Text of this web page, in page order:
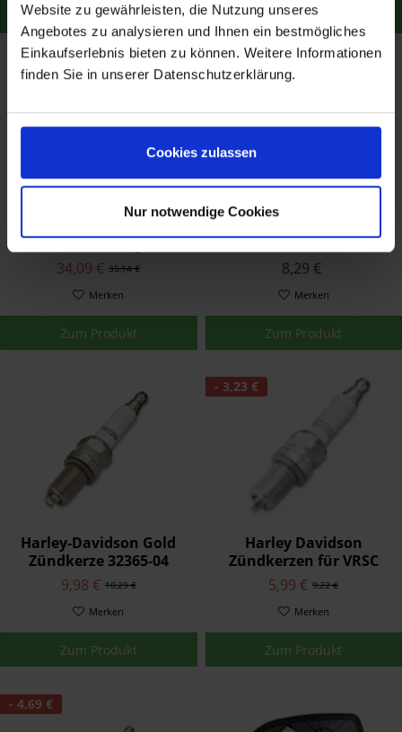
Website zu gewährleisten, die Nutzung unseres
Angebotes zu analysieren und Ihnen ein bestmögliches
Einkaufserlebnis bieten zu können. Weitere Informationen
finden Sie in unserer Datenschutzerklärung.
Cookies zulassen
Nur notwendige Cookies
Zum Produkt Zum Produkt
Screamin' Eagle
Performance
Zündkerzen 31600085
35,14 €
34,09 €
Merken
Zum Produkt
Zündkerze für XG
Modelle und Milwaukee
Eight Motoren 31600012
8,29 €
Merken
Zum Produkt
Harley-Davidson Gold
Zündkerze 32365-04
10,29 €
9,98 €
Merken
Zum Produkt
- 3,23 €
Harley Davidson
Zündkerzen für VRSC
Modelle 32335-04
9,22 €
5,99 €
Merken
Zum Produkt
- 4,69 €